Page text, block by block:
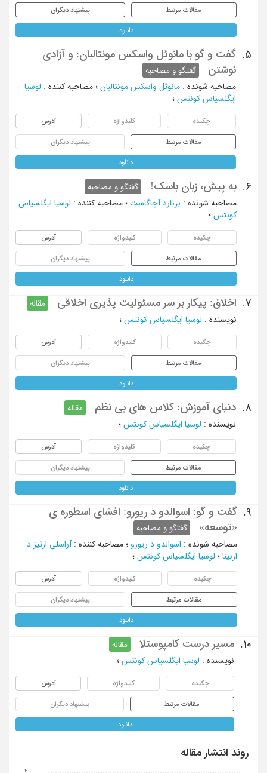
مقالات مرتبط پیشنهاد دیگران
دانلود
5.
گفت و گو با مانوئل واسکس مونتالبان: و آزادی
نوشتن
گفتگو و مصاحبه
مصاحبه شونده : مانوئل واسکس مونتالبان ؛ مصاحبه کننده : لوسیا
ایگلسیاس کونتس ؛
چکیده کلیدواژه آدرس
مقالات مرتبط پیشنهاد دیگران
دانلود
6. به پیش، زبان باسک!
گفتگو و مصاحبه
مصاحبه شونده : برنارد آچاگاست ؛ مصاحبه کننده : لوسیا ایگلسیاس
کونتس ؛
چکیده کلیدواژه آدرس
مقالات مرتبط پیشنهاد دیگران
دانلود
7. اخلاق: پیکار بر سر مسئولیت پذیری اخلاقی
مقاله
نویسنده : لوسیا ایگلسیاس کونتس ؛
چکیده کلیدواژه آدرس
مقالات مرتبط پیشنهاد دیگران
دانلود
8. دنیای آموزش: کلاس های بی نظم
مقاله
نویسنده : لوسیا ایگلسیاس کونتس ؛
چکیده کلیدواژه آدرس
مقالات مرتبط پیشنهاد دیگران
دانلود
9.
گفت و گو: اسوالدو د ریورو: افشای اسطوره ی
«توسعه»
گفتگو و مصاحبه
مصاحبه شونده : اسوالدو د ریورو ؛ مصاحبه کننده : آراسلی ارتیز د
اربینا ؛ لوسیا ایگلسیاس کونتس ؛
چکیده کلیدواژه آدرس
مقالات مرتبط پیشنهاد دیگران
دانلود
10. مسیر درست کامپوستلا
مقاله
نویسنده : لوسیا ایگلسیاس کونتس ؛
چکیده کلیدواژه آدرس
مقالات مرتبط پیشنهاد دیگران
دانلود
روند انتشار مقاله
4